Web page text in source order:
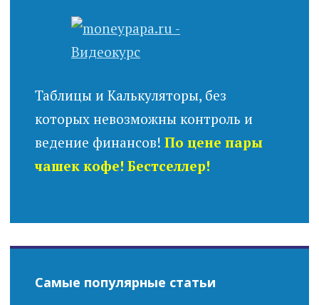
Таблицы и Калькуляторы, без
которых невозможны контроль и
ведение финансов! По цене пары
чашек кофе! Бестселлер!
Самые популярные статьи